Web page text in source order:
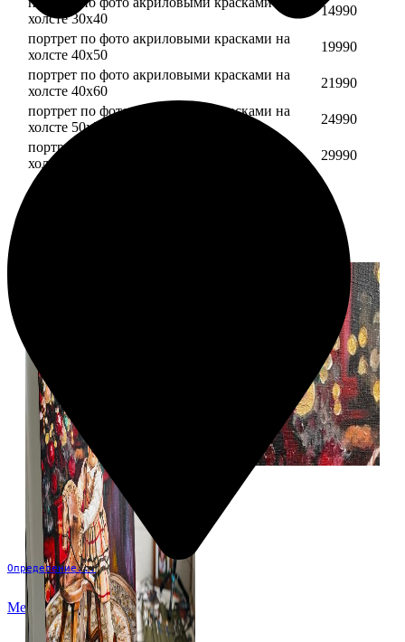
Определение...
Меню
холсте 30х40
14990
портрет по фото акриловыми красками на
холсте 40х50
19990
портрет по фото акриловыми красками на
холсте 40х60
21990
портрет по фото акриловыми красками на
холсте 50х70
24990
портрет по фото акриловыми красками на
холсте 60х70
29990